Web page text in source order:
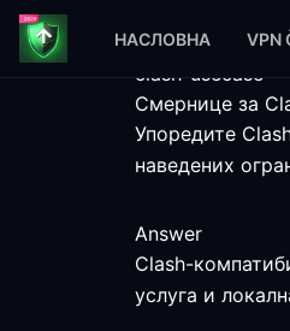
НАСЛОВНА VPN
clash-usecase
Смернице за
Упоредите
наведених
Answer
Clash-
услуга и